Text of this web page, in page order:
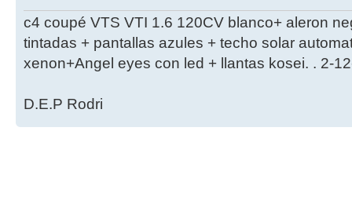
c4 coupé VTS VTI 1.6 120CV blanco+ aleron
tintadas + pantallas azules + techo solar
xenon+Angel eyes con led + llantas kosei. . 2-
D.E.P Rodri